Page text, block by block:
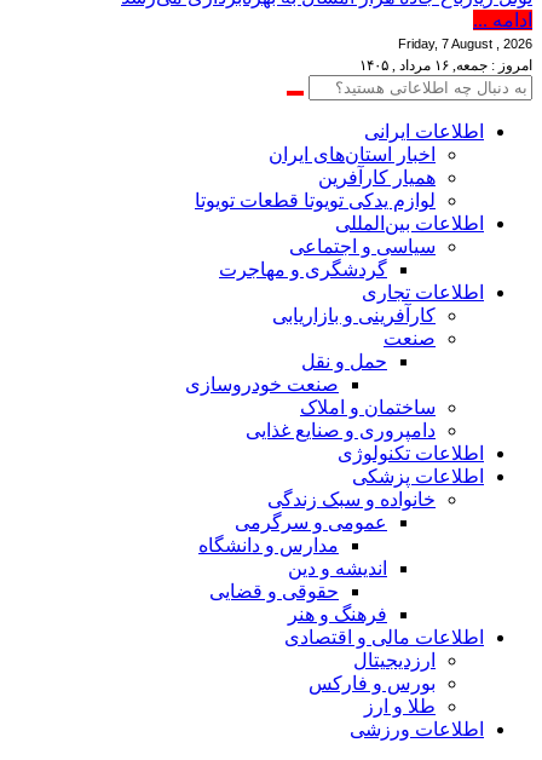
ادامه ...
Friday, 7 August , 2026
امروز : جمعه, ۱۶ مرداد , ۱۴۰۵
اطلاعات‌ ‎ایرانی
اخبار استان‌های ایران
همیار کارآفرین
لوازم یدکی تویوتا قطعات تویوتا
اطلاعات بین‌المللی
سیاسی و اجتماعی
گردشگری و مهاجرت
اطلاعات تجاری
کارآفرینی و بازاریابی
صنعت
حمل و نقل
صنعت خودروسازی
ساختمان و املاک
دامپروری و صنایع غذایی
اطلاعات تکنولوژی
اطلاعات پزشکی
خانواده و سبک زندگی
عمومی و سرگرمی
مدارس و دانشگاه
اندیشه و دین
حقوقی و قضایی
فرهنگ و هنر
اطلاعات مالی و اقتصادی
ارزدیجیتال
بورس و فارکس
طلا و ارز
اطلاعات ورزشی